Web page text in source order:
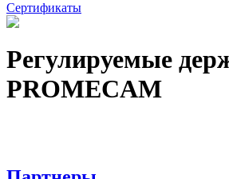
Сертификаты
Регулируемые
PROMECAM